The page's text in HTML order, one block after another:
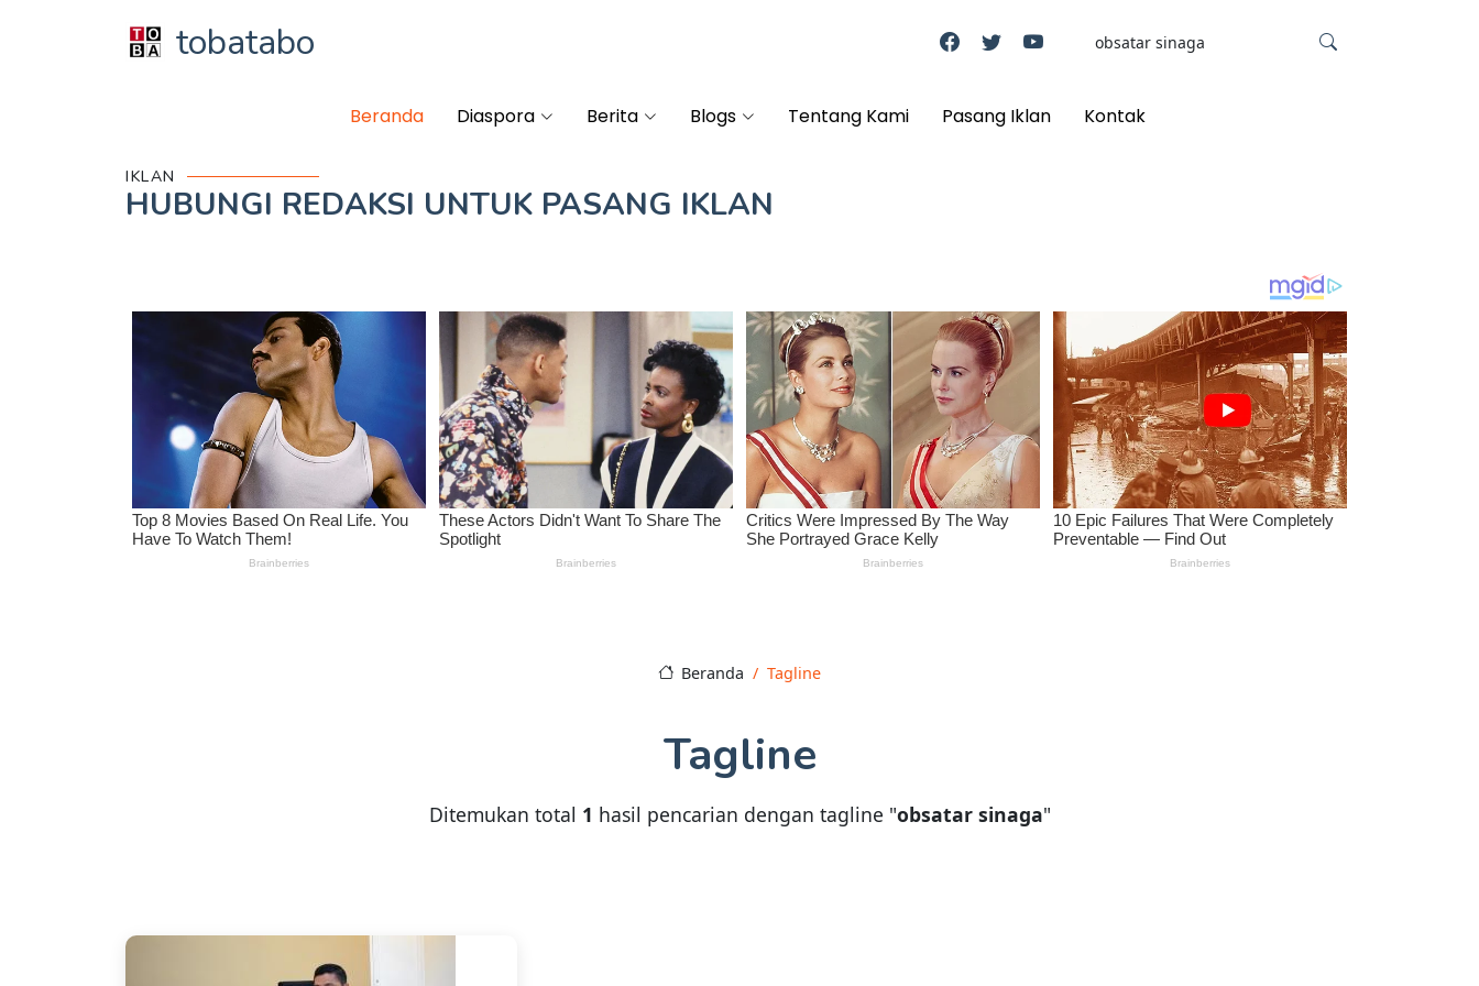
tobatabo
Beranda Diaspora Berita Blogs Tentang Kami Pasang Iklan Kontak
IKLAN
HUBUNGI REDAKSI UNTUK PASANG IKLAN
Beranda Tagline
Tagline
Ditemukan total 1 hasil pencarian dengan tagline "obsatar sinaga"